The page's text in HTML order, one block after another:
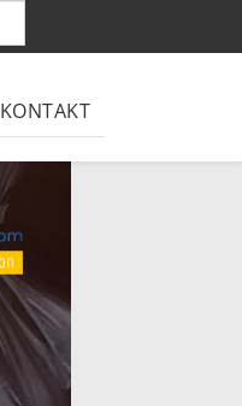
KONTAKT